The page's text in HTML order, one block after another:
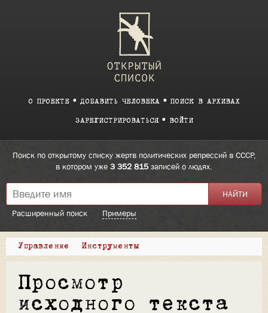
О ПРОЕКТЕ ДОБАВИТЬ ЧЕЛОВЕКА ПОИСК В АРХИВАХ
ЗАРЕГИСТРИРОВАТЬСЯ ВОЙТИ
Поиск по открытому списку жертв политических репрессий в СССР,
в котором уже 3 352 815 записей о людях.
Расширенный поиск Примеры
Управление Инструменты
Просмотр
исходного текста